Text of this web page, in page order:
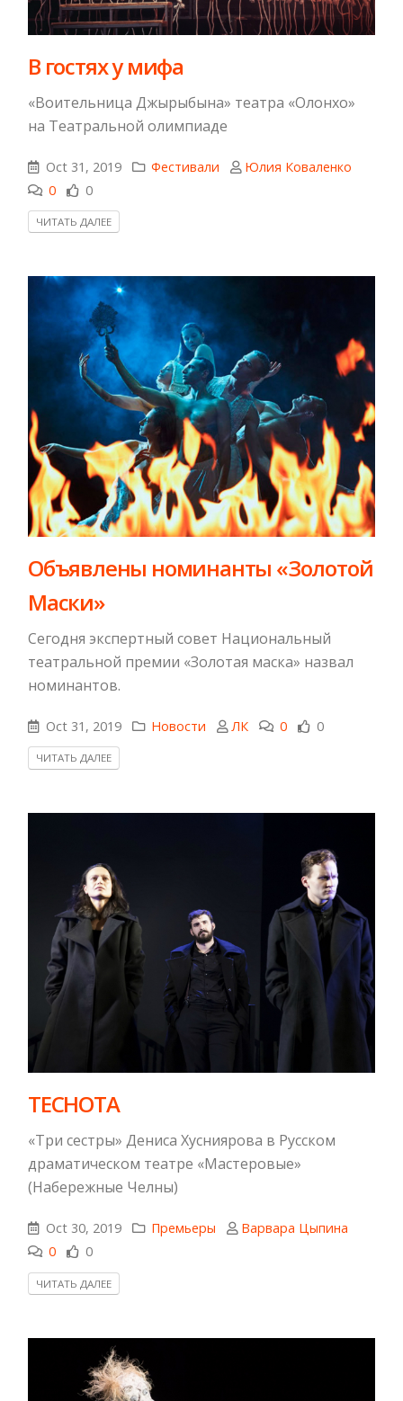
​В гостях у мифа
«Воительница Джырыбына» театра «Олонхо»
на Театральной олимпиаде
Oct 31, 2019 Фестивали
Юлия Коваленко
0
0
ЧИТАТЬ ДАЛЕЕ
​Объявлены номинанты «Золотой
Маски»
Сегодня экспертный совет Национальный
театральной премии «Золотая маска» назвал
номинантов.
Oct 31, 2019 Новости ЛК 0 0
ЧИТАТЬ ДАЛЕЕ
ТЕСНОТА
«Три сестры» Дениса Хусниярова в Русском
драматическом театре «Мастеровые»
(Набережные Челны)
Oct 30, 2019 Премьеры
Варвара Цыпина
0
0
ЧИТАТЬ ДАЛЕЕ